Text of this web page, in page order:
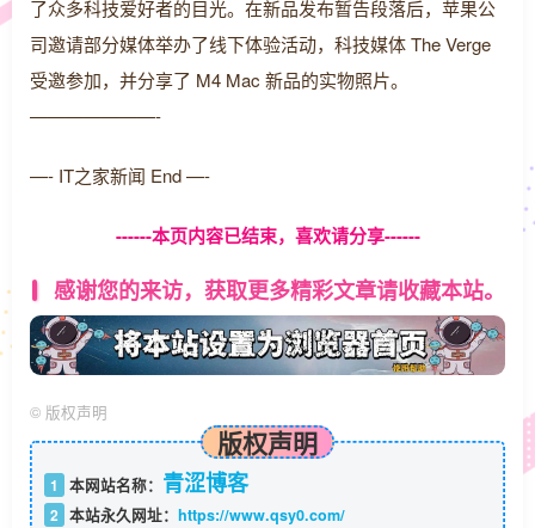
了众多科技爱好者的目光。在新品发布暂告段落后，苹果公
司邀请部分媒体举办了线下体验活动，科技媒体 The Verge
受邀参加，并分享了 M4 Mac 新品的实物照片。
———————-
—- IT之家新闻 End —-
------本页内容已结束，喜欢请分享------
感谢您的来访，获取更多精彩文章请收藏本站。
© 版权声明
版权声明
1 本网站名称： 青涩博客
2 本站永久网址： https://www.qsy0.com/